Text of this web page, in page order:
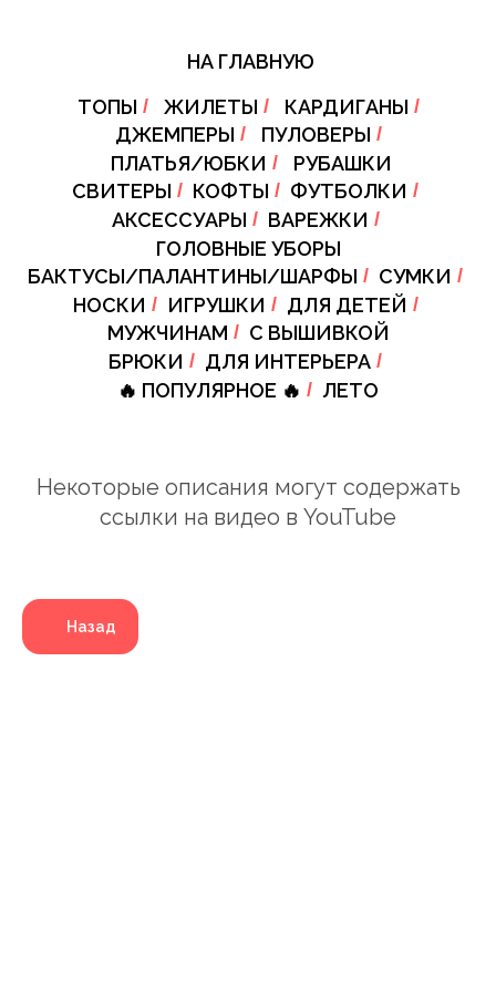
НА ГЛАВНУЮ
ТОПЫ / ЖИЛЕТЫ / КАРДИГАНЫ /
ДЖЕМПЕРЫ / ПУЛОВЕРЫ /
ПЛАТЬЯ/ЮБКИ /
РУБАШКИ
СВИТЕРЫ / КОФТЫ / ФУТБОЛКИ /
АКСЕССУАРЫ / ВАРЕЖКИ /
ГОЛОВНЫЕ УБОРЫ
БАКТУСЫ/ПАЛАНТИНЫ/ШАРФЫ / СУМКИ /
НОСКИ / ИГРУШКИ / ДЛЯ ДЕТЕЙ /
МУЖЧИНАМ / С ВЫШИВКОЙ
БРЮКИ / ДЛЯ ИНТЕРЬЕРА /
🔥 ПОПУЛЯРНОЕ 🔥 / ЛЕТО
Некоторые описания могут содержать
ссылки на видео в YouTube
Назад